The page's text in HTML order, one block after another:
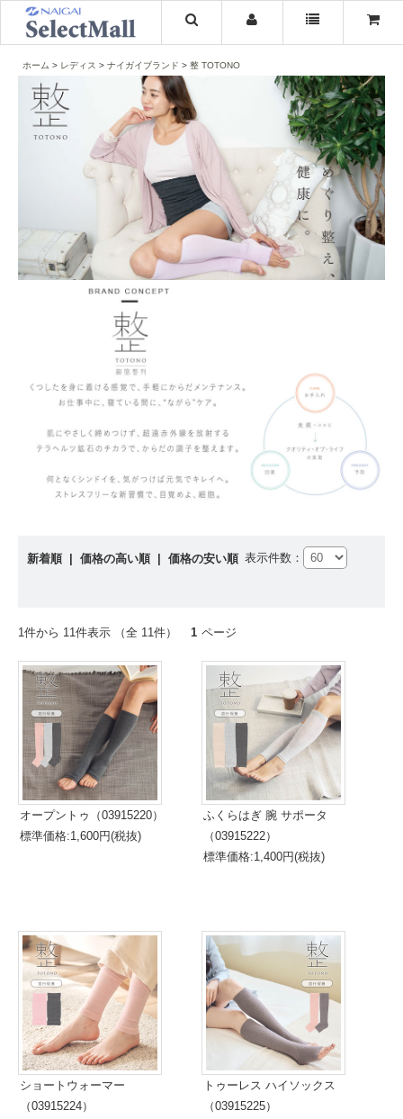
ホーム レディス ナイガイブランド 整 TOTONO
新着順 価格の高い順 価格の安い順 表示件数：
1件から 11件表示 （全 11件） 1 ページ
オープントゥ（03915220）
標準価格:1,600円(税抜)
ふくらはぎ 腕 サポータ
（03915222）
標準価格:1,400円(税抜)
ショートウォーマー
（03915224）
トゥーレス ハイソックス
（03915225）